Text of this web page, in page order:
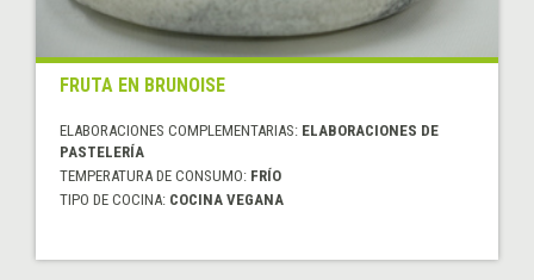
FRUTA EN BRUNOISE
ELABORACIONES COMPLEMENTARIAS: ELABORACIONES DE
PASTELERÍA
TEMPERATURA DE CONSUMO: FRÍO
TIPO DE COCINA: COCINA VEGANA